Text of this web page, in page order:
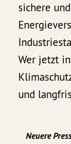
sichere
Wer jetzt
und
Neuere